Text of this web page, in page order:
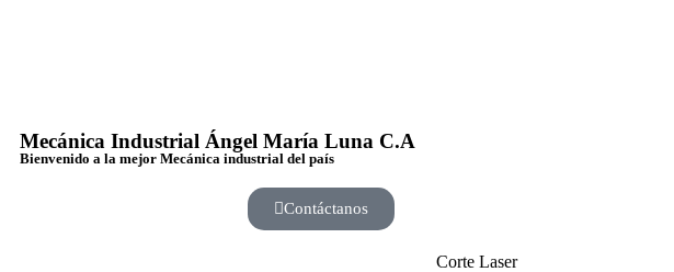
Mecánica Industrial Ángel María Luna C.A
Bienvenido a la mejor Mecánica industrial del país
Contáctanos
Corte Laser